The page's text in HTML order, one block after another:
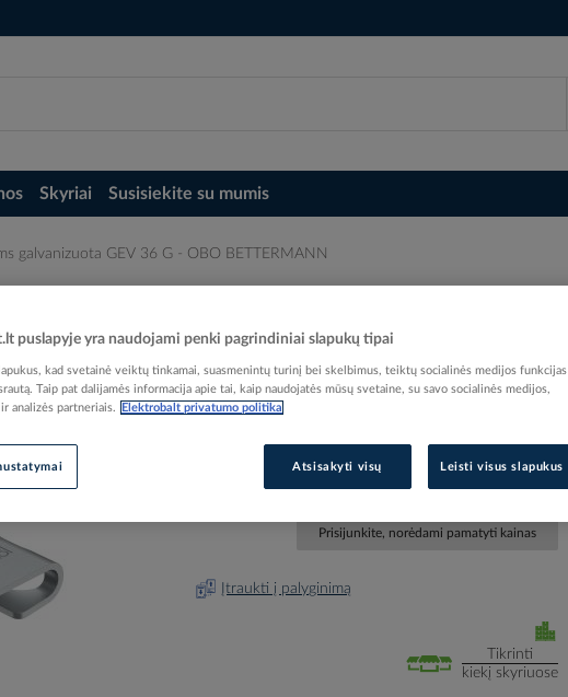
Skyriai Susisiekite su mumis
galvanizuota GEV 36 G - OBO BETTERMANN
OBO BETTERMANN
4012196307876
Gamintojo prekės kodas
Prisijunkite, norėdami pamatyti kainas
Įtraukti į palyginimą
Tikrinti
kiekį skyriuose
puslapyje yra naudojami penki pagrindiniai slapukų tipai
kad svetainė veiktų tinkamai, suasmenintų turinį bei skelbimus, teiktų socialinės medijos funkcijas
Taip pat dalijamės informacija apie tai, kaip naudojatės mūsų svetaine, su savo socialinės medijos,
analizės partneriais.
Elektrobalt privatumo politika
Atsisakyti visų Leisti visus slapukus